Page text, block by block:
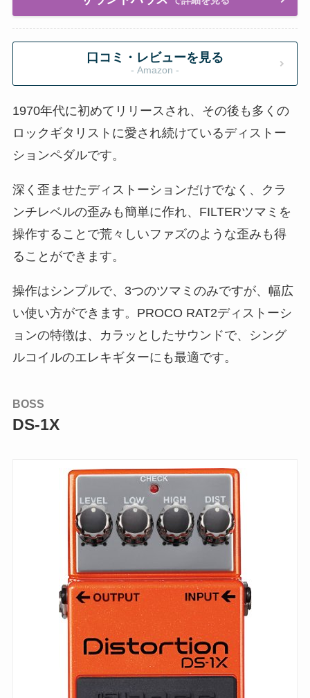
口コミ・レビューを見る
- Amazon -
1970年代に初めてリリースされ、その後も多くの
ロックギタリストに愛され続けているディストー
ションペダルです。
深く歪ませたディストーションだけでなく、クラ
ンチレベルの歪みも簡単に作れ、FILTERツマミを
操作することで荒々しいファズのような歪みも得
ることができます。
操作はシンプルで、3つのツマミのみですが、幅広
い使い方ができます。PROCO RAT2ディストーシ
ョンの特徴は、カラッとしたサウンドで、シング
ルコイルのエレキギターにも最適です。
BOSS
DS-1X